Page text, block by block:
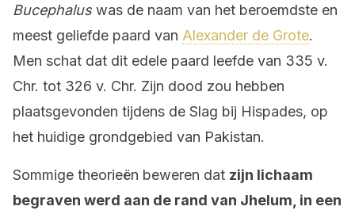
Bucephaluswas de naam van het beroemdste en
meest geliefde paard van Alexander de Grote.
Men schat dat dit edele paard leefde van 335 v.
Chr. tot 326 v. Chr. Zijn dood zou hebben
plaatsgevonden tijdens de Slag bij Hispades, op
het huidige grondgebied van Pakistan.
Sommige theorieën beweren dat zijn lichaam
begraven werd aan de rand van Jhelum, in een